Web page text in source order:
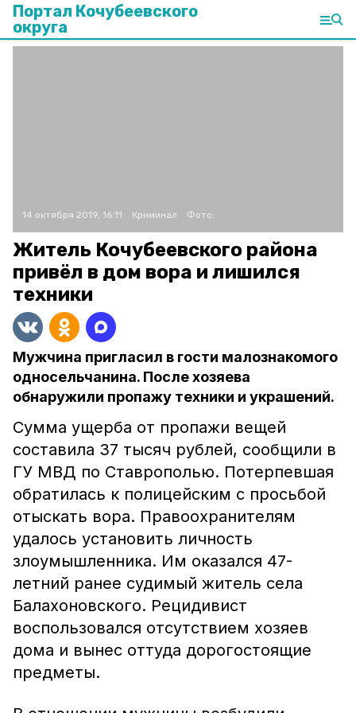
Портал Кочубеевского
округа
14 октября 2019, 16:11 Криминал Фото:
Житель Кочубеевского района
привёл в дом вора и лишился
техники
Мужчина пригласил в гости малознакомого
односельчанина. После хозяева
обнаружили пропажу техники и украшений.
Сумма ущерба от пропажи вещей
составила 37 тысяч рублей, сообщили в
ГУ МВД по Ставрополью. Потерпевшая
обратилась к полицейским с просьбой
отыскать вора. Правоохранителям
удалось установить личность
злоумышленника. Им оказался 47-
летний ранее судимый житель села
Балахоновского. Рецидивист
воспользовался отсутствием хозяев
дома и вынес оттуда дорогостоящие
предметы.